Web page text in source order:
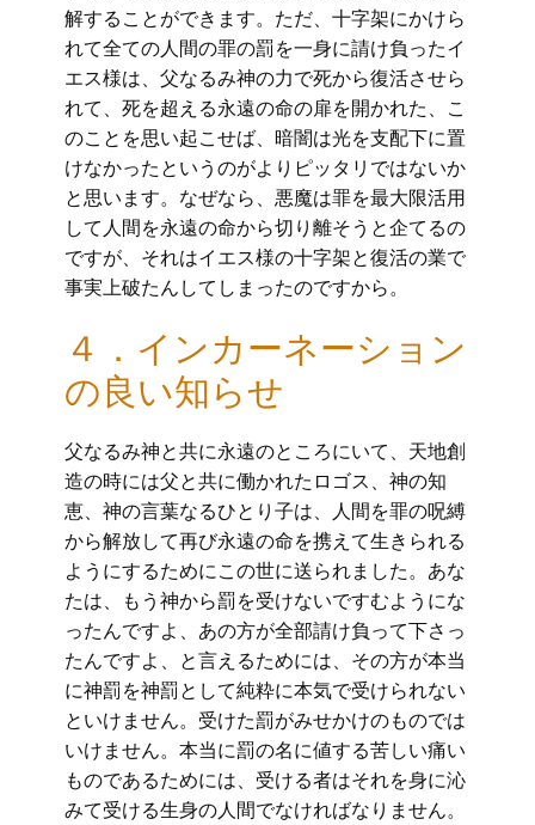
解することができます。ただ、十字架にかけら
れて全ての人間の罪の罰を一身に請け負ったイ
エス様は、父なるみ神の力で死から復活させら
れて、死を超える永遠の命の扉を開かれた、こ
のことを思い起こせば、暗闇は光を支配下に置
けなかったというのがよりピッタリではないか
と思います。なぜなら、悪魔は罪を最大限活用
して人間を永遠の命から切り離そうと企てるの
ですが、それはイエス様の十字架と復活の業で
事実上破たんしてしまったのですから。
４．インカーネーション
の良い知らせ
父なるみ神と共に永遠のところにいて、天地創
造の時には父と共に働かれたロゴス、神の知
恵、神の言葉なるひとり子は、人間を罪の呪縛
から解放して再び永遠の命を携えて生きられる
ようにするためにこの世に送られました。あな
たは、もう神から罰を受けないですむようにな
ったんですよ、あの方が全部請け負って下さっ
たんですよ、と言えるためには、その方が本当
に神罰を神罰として純粋に本気で受けられない
といけません。受けた罰がみせかけのものでは
いけません。本当に罰の名に値する苦しい痛い
ものであるためには、受ける者はそれを身に沁
みて受ける生身の人間でなければなりません。